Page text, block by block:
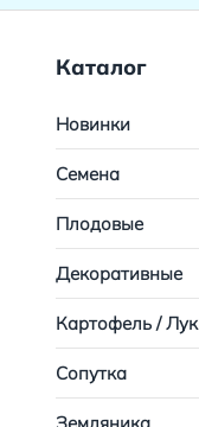
Каталог
Новинки
Семена
Плодовые
Декоративные
Картофель / Лук
Сопутка